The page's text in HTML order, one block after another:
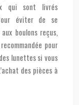
qui sont livrés
éviter de se
boulons reçus,
pour
lunettes si vous
des pièces à